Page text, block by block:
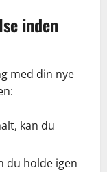
inden
med din nye
kan du
du holde igen